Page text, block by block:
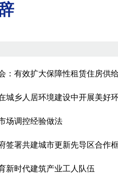
：有效扩大保障性租赁住房供
城乡人居环境建设中开展美好
场调控经验做法
签署共建城市更新先导区合作
新时代建筑产业工人队伍